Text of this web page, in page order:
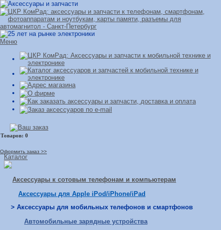
Меню
Оформить заказ >>
Каталог
Аксессуары к сотовым телефонам и компьютерам
Аксессуары для Apple iPod/iPhone/iPad
> Аксессуары для мобильных телефонов и смартфонов
Автомобильные зарядные устройства